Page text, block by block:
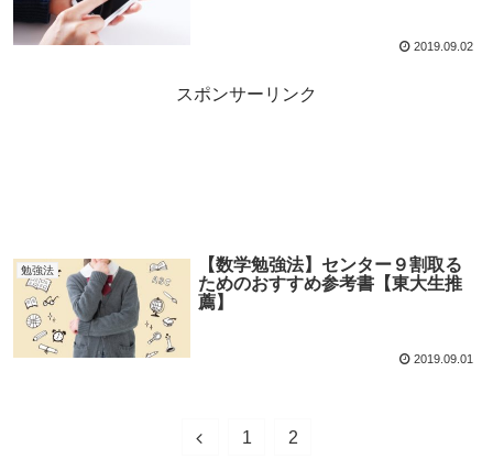
2019.09.02
スポンサーリンク
勉強法
【数学勉強法】センター９割取る
ためのおすすめ参考書【東大生推
薦】
2019.09.01
1 2